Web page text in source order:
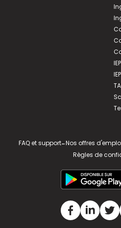
FAQ et support-Nos offres
Règles de